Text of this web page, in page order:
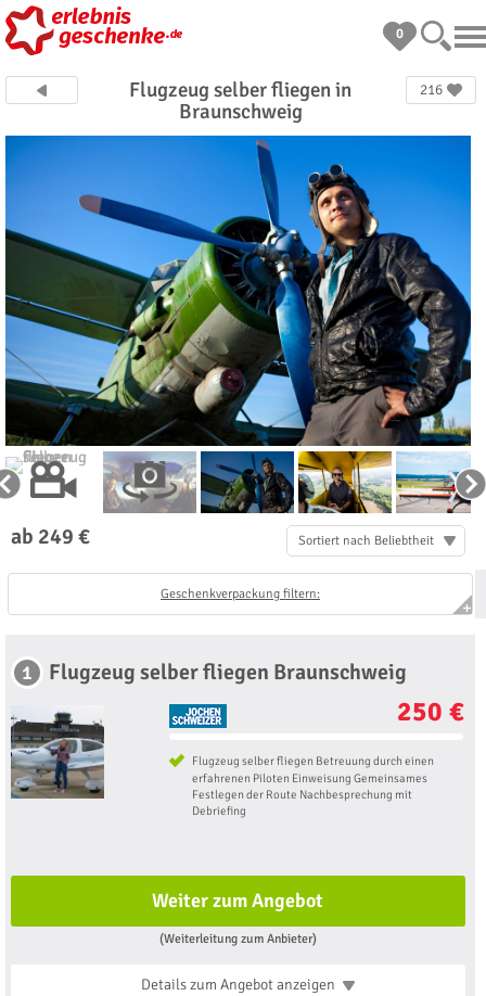
0
Flugzeug selber fliegen in
Braunschweig
216
ab 249 € Sortiert nach Beliebtheit
Geschenkverpackung filtern:
1 Flugzeug selber fliegen Braunschweig
250 €
Flugzeug selber fliegen Betreuung durch einen
erfahrenen Piloten Einweisung Gemeinsames
Festlegen der Route Nachbesprechung mit
Debriefing
Weiter zum Angebot
(Weiterleitung zum Anbieter)
Details zum Angebotanzeigen